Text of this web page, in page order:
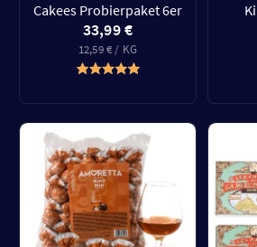
Cakees Probierpaket 6er
33,99 €
12,59 € / KG